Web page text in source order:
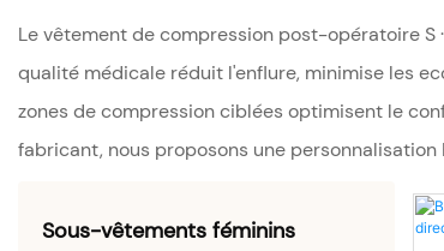
Le vêtement de compression post-opératoire S
qualité médicale réduit l'enflure, minimise les
zones de compression ciblées optimisent le
fabricant, nous proposons une
Sous-vêtements féminins